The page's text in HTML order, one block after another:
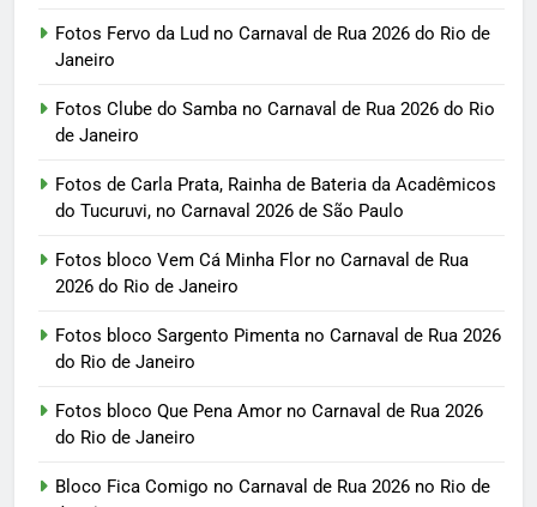
Fotos Fervo da Lud no Carnaval de Rua 2026 do Rio de
Janeiro
Fotos Clube do Samba no Carnaval de Rua 2026 do Rio
de Janeiro
Fotos de Carla Prata, Rainha de Bateria da Acadêmicos
do Tucuruvi, no Carnaval 2026 de São Paulo
Fotos bloco Vem Cá Minha Flor no Carnaval de Rua
2026 do Rio de Janeiro
Fotos bloco Sargento Pimenta no Carnaval de Rua 2026
do Rio de Janeiro
Fotos bloco Que Pena Amor no Carnaval de Rua 2026
do Rio de Janeiro
Bloco Fica Comigo no Carnaval de Rua 2026 no Rio de